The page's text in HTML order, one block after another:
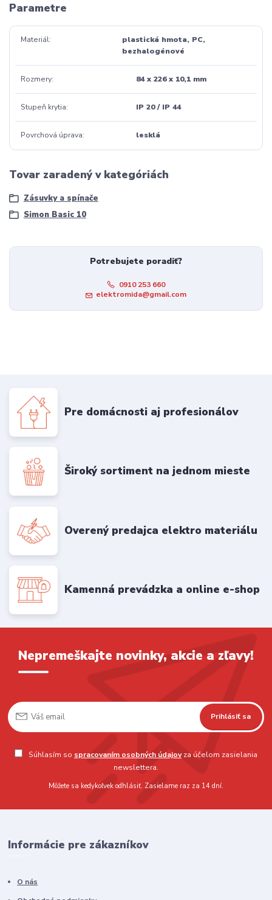
Parametre
Materiál
plastická hmota, PC,
bezhalogénové
Rozmery 84 x 226 x 10,1 mm
Stupeň krytia IP 20 / IP 44
Povrchová úprava lesklá
Tovar zaradený v kategóriách
Zásuvky a spínače
Simon Basic 10
Potrebujete poradiť?
0910 253 660
elektromida@gmail.com
Pre domácnosti aj profesionálov
Široký sortiment na jednom mieste
Overený predajca elektro materiálu
Kamenná prevádzka a online e-shop
Nepremeškajte novinky, akcie a zľavy!
Prihlásiť sa
Súhlasím so spracovaním osobných údajovza účelom zasielania
newslettera.
Môžete sa kedykoľvek odhlásiť. Zasielame raz za 14 dní.
Informácie pre zákazníkov
O nás